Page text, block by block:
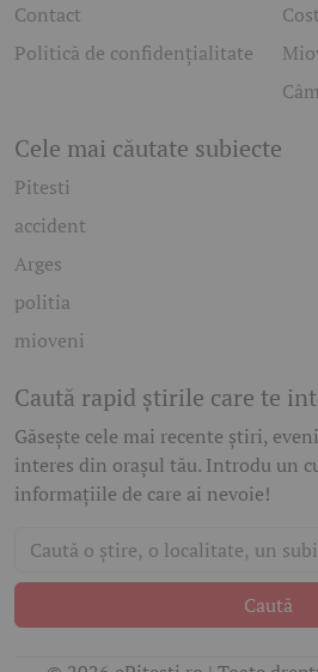
Contact
Politică de confidențialitate
Cele mai căutate subiecte
Pitesti
accident
Arges
politia
mioveni
Caută rapid știrile care te
Găsește cele mai recente știri,
interes din orașul tău. Introdu un
informațiile de care ai nevoie!
Caută